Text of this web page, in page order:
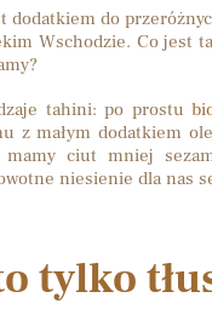
dodatkiem do
Wschodzie. Co jest
tahini: po prostu
z małym dodatkiem
ciut mniej
niesienie dla nas
tylko